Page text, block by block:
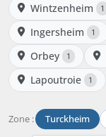
Wintzenheim 1
Ingersheim 1
Orbey 1
Lapoutroie 1
Zone : Turckheim